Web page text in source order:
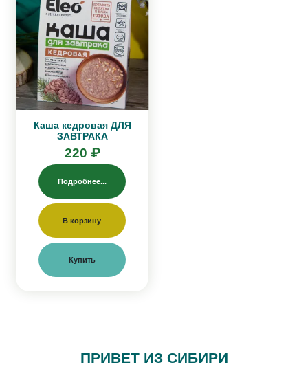
Каша кедровая ДЛЯ
ЗАВТРАКА
220 ₽
Подробнее...
В корзину
Купить
ПРИВЕТ ИЗ СИБИРИ